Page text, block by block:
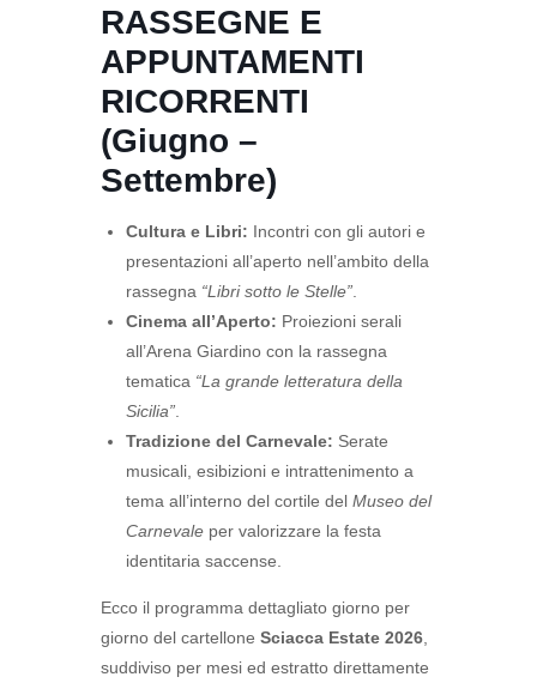
RASSEGNE E
APPUNTAMENTI
RICORRENTI
(Giugno –
Settembre)
Cultura e Libri: Incontri con gli autori e
presentazioni all’aperto nell’ambito della
rassegna “Libri sotto le Stelle”
Cinema all’Aperto: Proiezioni serali
all’Arena Giardino con la rassegna
tematica “La grande letteratura della
Sicilia”
Tradizione del Carnevale: Serate
musicali, esibizioni e intrattenimento a
tema all’interno del cortile del Museo del
Carnevale per valorizzare la festa
identitaria saccense.
Ecco il programma dettagliato giorno per
giorno del cartellone Sciacca Estate 2026
suddiviso per mesi ed estratto direttamente